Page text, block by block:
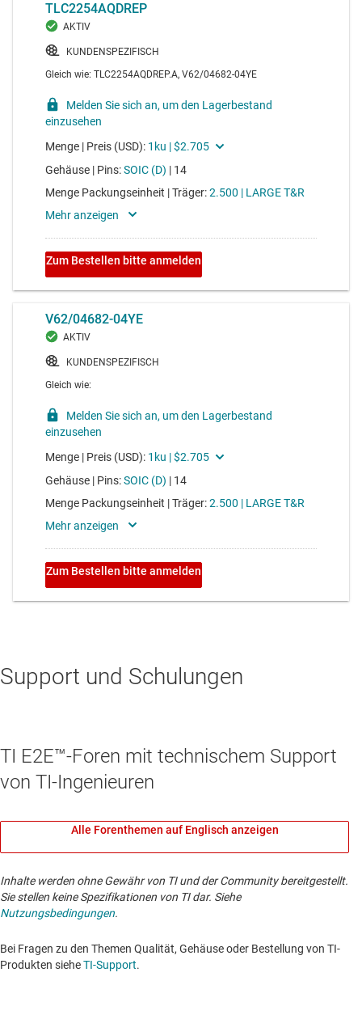
Support und Schulungen
TI E2E™-Foren mit technischem Support
von TI-Ingenieuren
Alle Forenthemen auf Englisch anzeigen
Inhalte werden ohne Gewähr von TI und der Community bereitgestellt.
Sie stellen keine Spezifikationen von TI dar. Siehe
Nutzungsbedingungen.
Bei Fragen zu den Themen Qualität, Gehäuse oder Bestellung von TI-
Produkten sieheTI-Support. ​​​​​​​​​​​​​​